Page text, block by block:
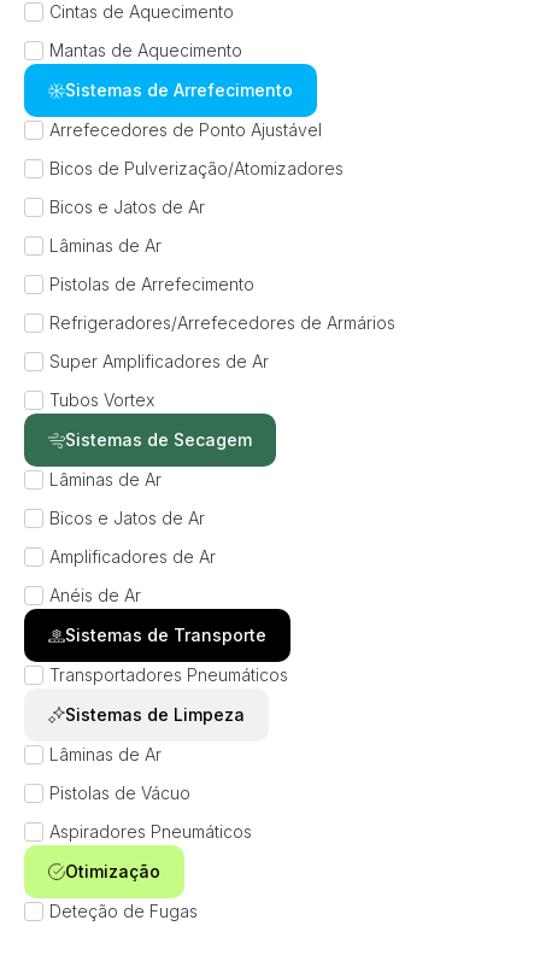
Cintas de Aquecimento
Mantas de Aquecimento
Sistemas de Arrefecimento
Arrefecedores de Ponto Ajustável
Bicos de Pulverização/Atomizadores
Bicos e Jatos de Ar
Lâminas de Ar
Pistolas de Arrefecimento
Refrigeradores/Arrefecedores de Armários
Super Amplificadores de Ar
Tubos Vortex
Sistemas de Secagem
Lâminas de Ar
Bicos e Jatos de Ar
Amplificadores de Ar
Anéis de Ar
Sistemas de Transporte
Transportadores Pneumáticos
Sistemas de Limpeza
Lâminas de Ar
Pistolas de Vácuo
Aspiradores Pneumáticos
Otimização
Deteção de Fugas